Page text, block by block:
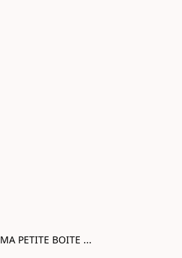
PETITE BOITE ...